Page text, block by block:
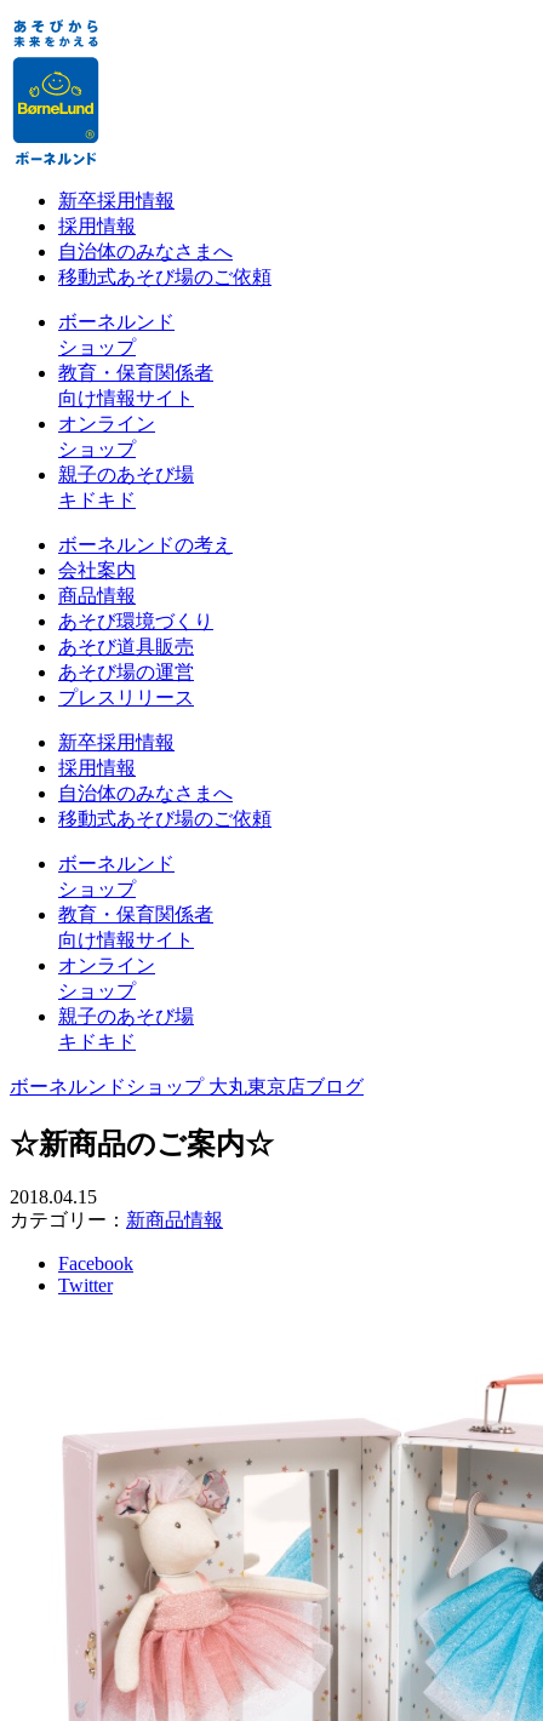
新卒採用情報
採用情報
自治体のみなさまへ
移動式あそび場のご依頼
ボーネルンド
ショップ
教育・保育関係者
向け情報サイト
オンライン
ショップ
親子のあそび場
キドキド
ボーネルンドの考え
会社案内
商品情報
あそび環境づくり
あそび道具販売
あそび場の運営
プレスリリース
新卒採用情報
採用情報
自治体のみなさまへ
移動式あそび場のご依頼
ボーネルンド
ショップ
教育・保育関係者
向け情報サイト
オンライン
ショップ
親子のあそび場
キドキド
ボーネルンドショップ 大丸東京店ブログ
☆新商品のご案内☆
2018.04.15
カテゴリー： 新商品情報
Facebook
Twitter